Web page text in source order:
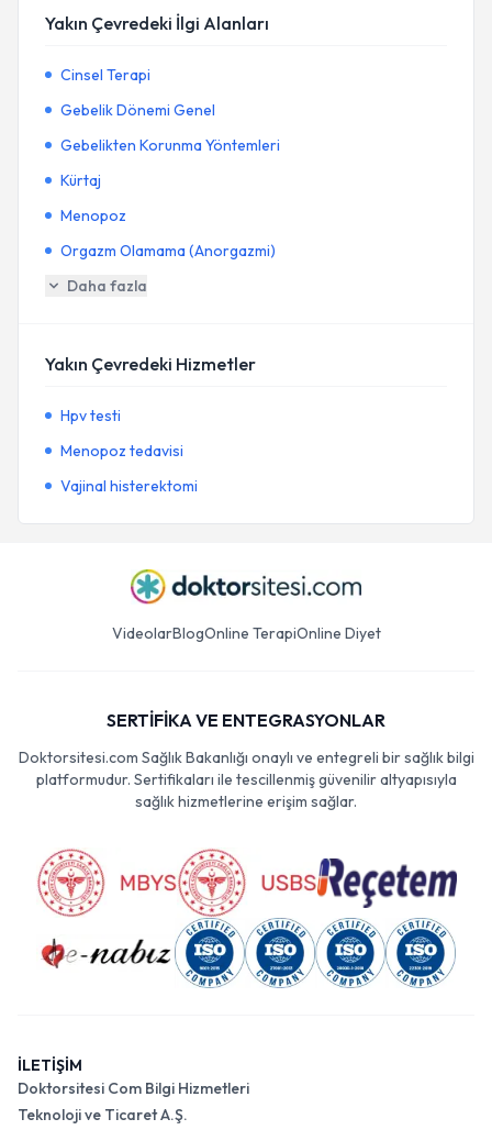
Yakın Çevredeki İlgi Alanları
Cinsel Terapi
Gebelik Dönemi Genel
Gebelikten Korunma Yöntemleri
Kürtaj
Menopoz
Orgazm Olamama (Anorgazmi)
Daha fazla
Yakın Çevredeki Hizmetler
Hpv testi
Menopoz tedavisi
Vajinal histerektomi
VideolarBlogOnline TerapiOnline Diyet
SERTİFİKA VE ENTEGRASYONLAR
Doktorsitesi.com Sağlık Bakanlığı onaylı ve entegreli bir sağlık bilgi
platformudur. Sertifikaları ile tescillenmiş güvenilir altyapısıyla
sağlık hizmetlerine erişim sağlar.
İLETİŞİM
Doktorsitesi Com Bilgi Hizmetleri
Teknoloji ve Ticaret A.Ş.